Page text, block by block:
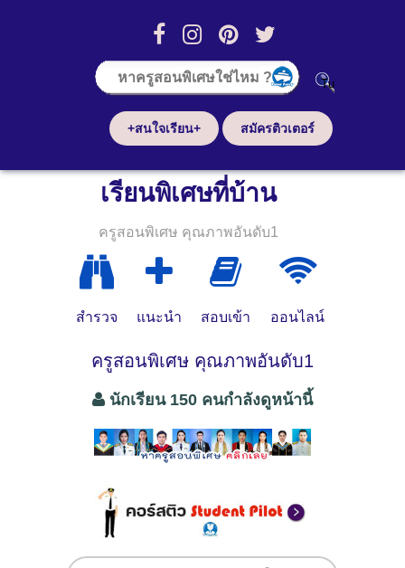
+สนใจเรียน+ สมัครติวเตอร์
เรียนพิเศษที่บ้าน
ครูสอนพิเศษ คุณภาพอันดับ1
สำรวจ แนะนำ สอบเข้า ออนไลน์
ครูสอนพิเศษ คุณภาพอันดับ1
นักเรียน 150 คนกำลังดูหน้านี้